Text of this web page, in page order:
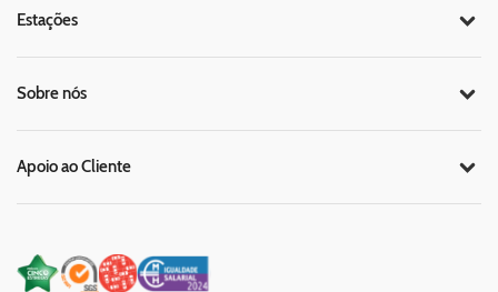
Estações
Sobre nós
Apoio ao Cliente